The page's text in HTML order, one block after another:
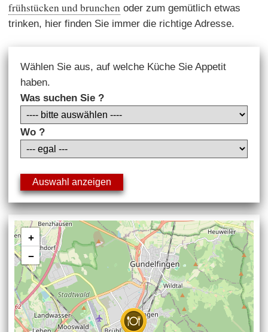
frühstücken und brunchen oder zum gemütlich etwas
trinken, hier finden Sie immer die richtige Adresse.
Wählen Sie aus, auf welche Küche Sie Appetit
haben.
Was suchen Sie ?
Wo ?
+
−